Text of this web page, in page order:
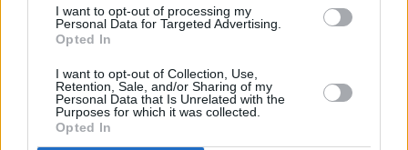
I want to opt-out of processing my
Personal Data for Targeted Advertising.
Opted In
I want to opt-out of Collection, Use,
Retention, Sale, and/or Sharing of my
Personal Data that Is Unrelated with the
Purposes for which it was collected.
Opted In
Πολιτισμός
Μικρά Ασία